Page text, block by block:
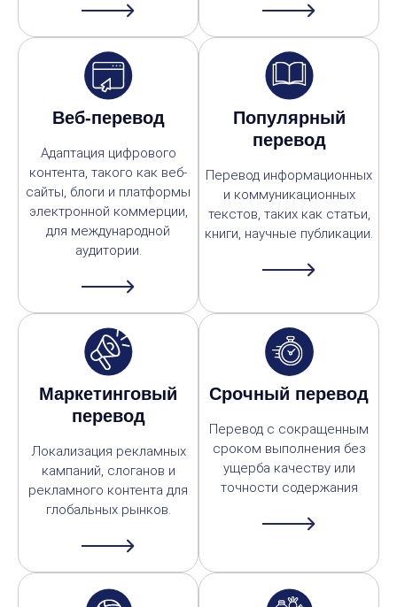
Веб-перевод
Адаптация цифрового
контента, такого как веб-
сайты, блоги и платформы
электронной коммерции,
для международной
аудитории.
Популярный
перевод
Перевод информационных
и коммуникационных
текстов, таких как статьи,
книги, научные публикации.
Маркетинговый
перевод
Локализация рекламных
кампаний, слоганов и
рекламного контента для
глобальных рынков.
Срочный перевод
Перевод с сокращенным
сроком выполнения без
ущерба качеству или
точности содержания